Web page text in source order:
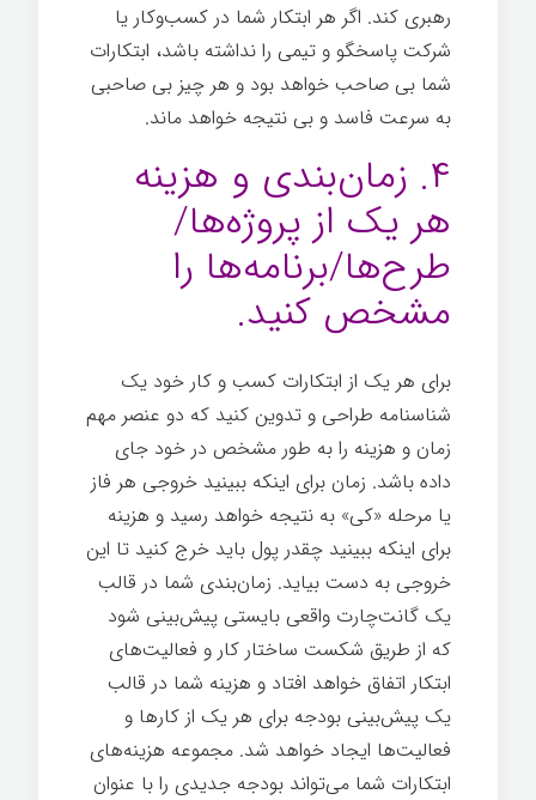
رهبری کند. اگر هر ابتکار شما در کسب‌وکار یا
شرکت پاسخگو و تیمی را نداشته باشد، ابتکارات
شما بی صاحب خواهد بود و هر چیز بی صاحبی
به سرعت فاسد و بی نتیجه خواهد ماند.
۴. زمان‌بندی و هزینه
هر یک از پروژه‌ها/
طرح‌ها/برنامه‌ها را
مشخص کنید.
برای هر یک از ابتکارات کسب و کار خود یک
شناسنامه طراحی و تدوین کنید که دو عنصر مهم
زمان و هزینه را به طور مشخص در خود جای
داده باشد. زمان برای اینکه ببینید خروجی هر فاز
یا مرحله «کی» به نتیجه خواهد رسید و هزینه
برای اینکه ببینید چقدر پول باید خرج کنید تا این
خروجی به دست بیاید. زمان‌بندی شما در قالب
یک گانت‌چارت واقعی بایستی پیش‌بینی شود
که از طریق شکست ساختار کار و فعالیت‌های
ابتکار اتفاق خواهد افتاد و هزینه شما در قالب
یک پیش‌بینی بودجه برای هر یک از کارها و
فعالیت‌ها ایجاد خواهد شد. مجموعه هزینه‌های
ابتکارات شما می‌تواند بودجه جدیدی را با عنوان